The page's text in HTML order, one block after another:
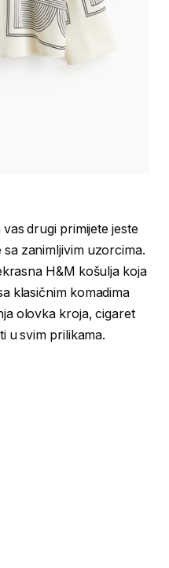
drugi primijete jeste
zanimljivim uzorcima.
H&M košulja koja
klasičnim komadima
olovka kroja, cigaret
u svim prilikama.